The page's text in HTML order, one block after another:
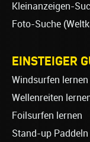
Kleinanzeigen-
Foto-Suche
EINSTEIGER
Windsurfen lernen
Wellenreiten
Foilsurfen lernen
Stand-up Paddeln